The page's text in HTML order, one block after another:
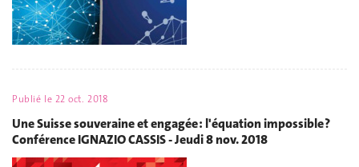
Publié le 22 oct. 2018
Une Suisse souveraine et engagée : l'équation impossible ?
Conférence IGNAZIO CASSIS - Jeudi 8 nov. 2018